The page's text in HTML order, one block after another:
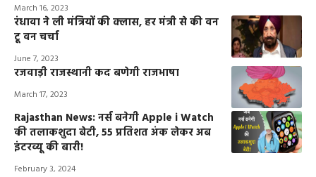
March 16, 2023
रंधावा ने ली मंत्रियों की क्लास, हर मंत्री से की वन
टू वन चर्चा
June 7, 2023
रजवाड़ी राजस्थानी कद बणेगी राजभाषा
March 17, 2023
Rajasthan News: नर्स बनेगी Apple i Watch
की तलाकशुदा बेटी, 55 प्रतिशत अंक लेकर अब
इंटरव्यू की बारी!
February 3, 2024